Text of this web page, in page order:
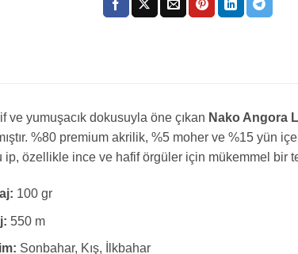
ve yumuşacık dokusuyla öne çıkan Nako Angora
%80 premium akrilik, %5 moher ve %15 yün
ip, özellikle ince ve hafif örgüler için mükemmel bir
100 gr
550 m
Sonbahar, Kış, İlkbahar